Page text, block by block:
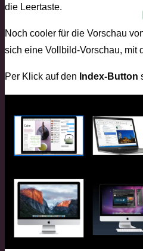
die Leertaste.
Noch cooler für die Vorschau
sich eine Vollbild-Vorschau, mit
Per Klick auf den Index-Button